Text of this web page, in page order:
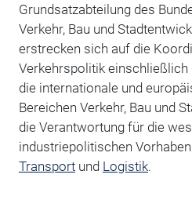
Grundsatzabteilung des
Verkehr, Bau und
erstrecken sich auf die
Verkehrspolitik
die internationale und
Bereichen Verkehr, Bau und
die Verantwortung für die
industriepolitischen
Transportund Logistik.